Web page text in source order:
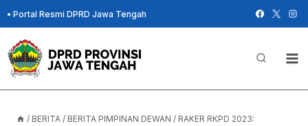
Skip
to
content
• Portal Resmi DPRD Jawa Tengah
/ BERITA / BERITA PIMPINAN DEWAN / RAKER RKPD 2023: